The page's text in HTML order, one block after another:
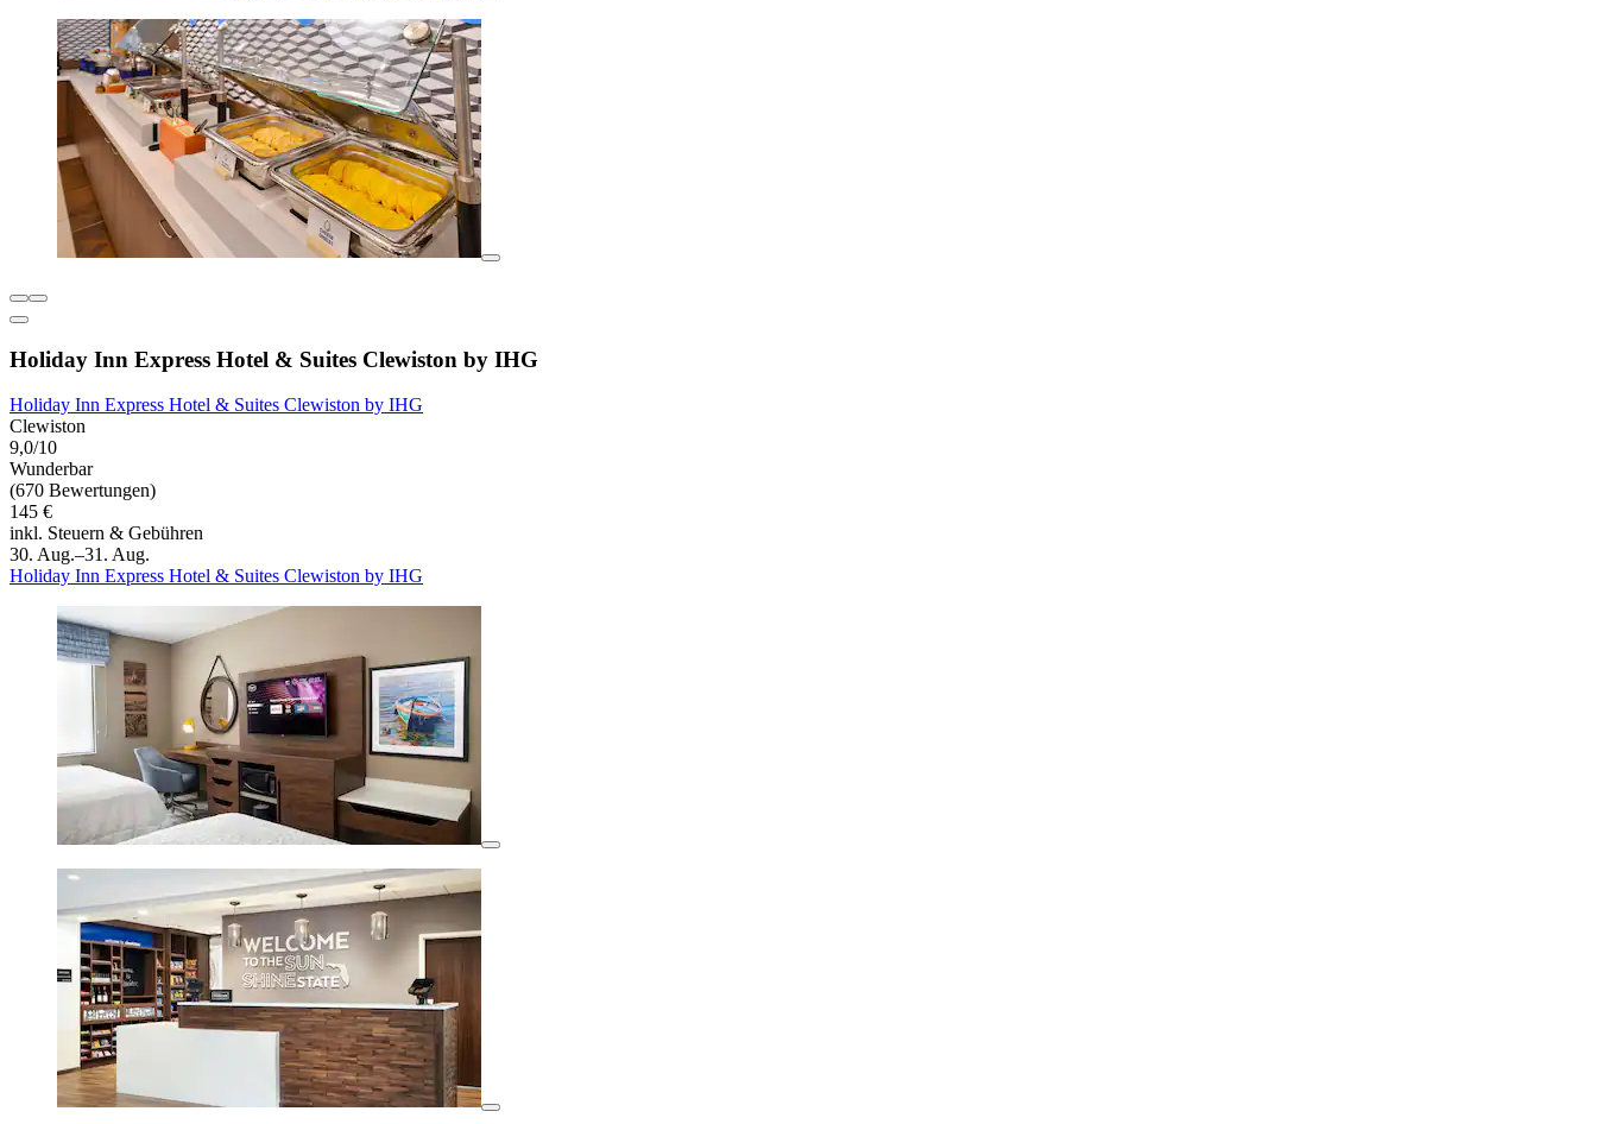
Holiday Inn Express Hotel & Suites Clewiston by IHG
Holiday Inn Express Hotel & Suites Clewiston by IHG
Clewiston
9,0/10
Wunderbar
(670 Bewertungen)
145 €
inkl. Steuern & Gebühren
30. Aug.–31. Aug.
Holiday Inn Express Hotel & Suites Clewiston by IHG